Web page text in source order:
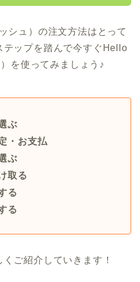
シュ）の注文方法はとって
テップを踏んで今すぐHello
を使ってみましょう♪
ぶ
・お支払
ぶ
取る
る
る
ご紹介していきます！